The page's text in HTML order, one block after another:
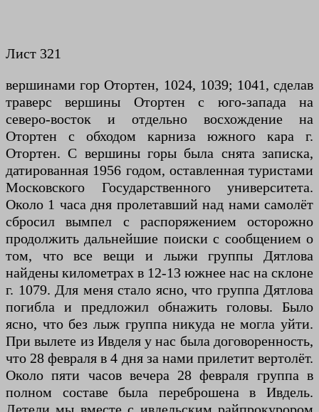
Лист 321
вершинами гор Отортен, 1024, 1039; 1041, сделав
траверс вершины Отортен с юго-запада на
северо-восток и отдельно восхождение на
Отортен с обходом карниза южного кара г.
Отортен. С вершины горы была снята записка,
датированная 1956 годом, оставленная туристами
Московского Государственного университета.
Около 1 часа дня пролетавший над нами самолёт
сбросил вымпел с распоряжением осторожно
продолжить дальнейшие поиски с сообщением о
том, что все вещи и лыжи группы Дятлова
найдены километрах в 12-13 южнее нас на склоне
г. 1079. Для меня стало ясно, что группа Дятлова
погибла и предложил обнажить головы. Было
ясно, что без лыж группа никуда не могла уйти.
При вылете из Ивделя у нас была договоренность,
что 28 февраля в 4 дня за нами прилетит вертолёт.
Около пяти часов вечера 28 февраля группа в
полном составе была переброшена в Ивдель.